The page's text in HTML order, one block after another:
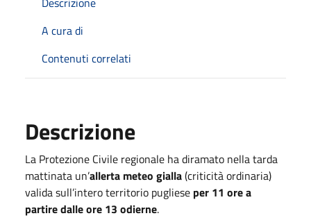
A cura di
Contenuti correlati
Descrizione
La Protezione Civile regionale ha diramato nella tarda
mattinata un’allerta meteo gialla(criticità ordinaria)
valida sull’intero territorio pugliese per 11 ore a
partire dalle ore 13 odierne.